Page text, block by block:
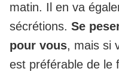
matin. Il en va
sécrétions. Se
pour vous, mais si
est préférable de le